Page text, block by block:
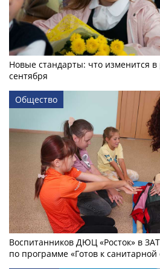
Новые стандарты: что изменится в
сентября
Общество
Воспитанников ДЮЦ «Росток» в
по программе «Готов к санитарной